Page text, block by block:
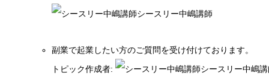
シースリー中嶋講師
副業で起業したい方のご質問を受け付けております。
トピック作成者:
シースリー中嶋